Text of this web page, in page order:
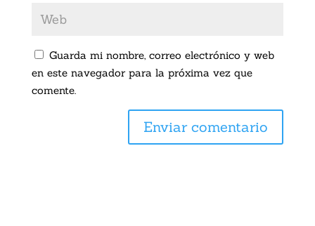
Guarda mi nombre, correo electrónico y web
en este navegador para la próxima vez que
comente.